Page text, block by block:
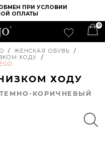
ПРИ УСЛОВИИ
ОПЛАТЫ
0
/ ЖЕНСКАЯ ОБУВЬ
/
ХОДУ
/
ХОДУ
ТЕМНО-КОРИЧНЕВЫЙ